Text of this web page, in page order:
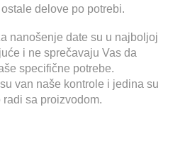
delove po potrebi.
nanošenje date su u najboljoj
i ne sprečavaju Vas da
specifične potrebe.
van naše kontrole i jedina su
sa proizvodom.